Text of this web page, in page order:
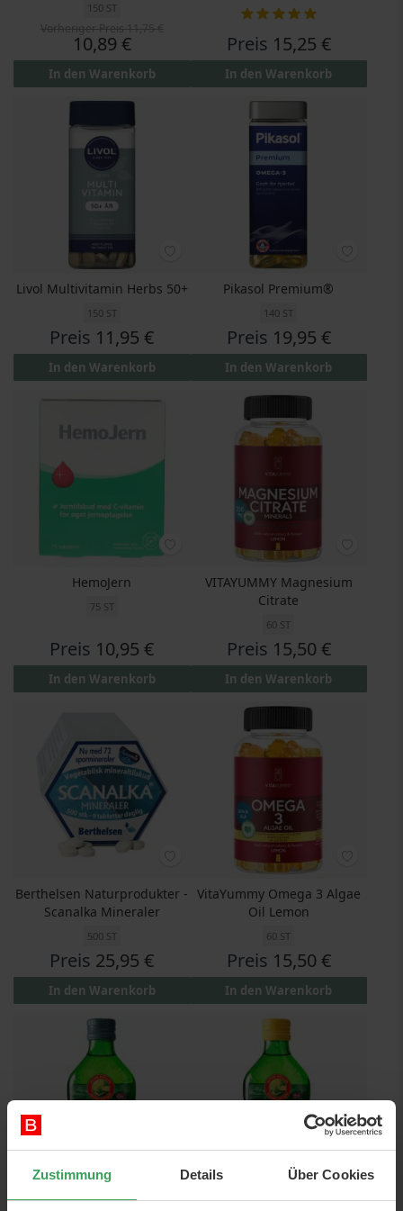
Zustimmung Details Über Cookies
150 ST
Preis
10,89 €
In den Warenkorb
Bewertung:
100%
Preis 15,25 €
In den Warenkorb
Livol Multivitamin Herbs 50+
150 ST
Preis 11,95 €
In den Warenkorb
Pikasol Premium®
140 ST
Preis 19,95 €
In den Warenkorb
HemoJern
75 ST
Preis 10,95 €
In den Warenkorb
VITAYUMMY Magnesium
Citrate
60 ST
Preis 15,50 €
In den Warenkorb
Berthelsen Naturprodukter -
Scanalka Mineraler
500 ST
Preis 25,95 €
In den Warenkorb
VitaYummy Omega 3 Algae
Oil Lemon
60 ST
Preis 15,50 €
In den Warenkorb
Møllers Tran Naturel Møllers Tran Lemon